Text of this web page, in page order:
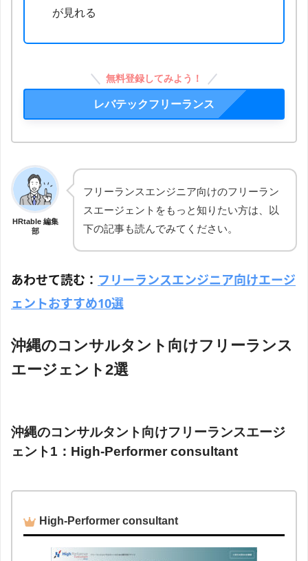
が見れる
無料登録してみよう！
レバテックフリーランス
HRtable 編集
部
フリーランスエンジニア向けのフリーラン
スエージェントをもっと知りたい方は、以
下の記事も読んでみてください。
あわせて読む： フリーランスエンジニア向けエージ
ェントおすすめ10選
沖縄のコンサルタント向けフリーランス
エージェント2選
沖縄のコンサルタント向けフリーランスエージ
ェント1：High-Performer consultant
High-Performer consultant